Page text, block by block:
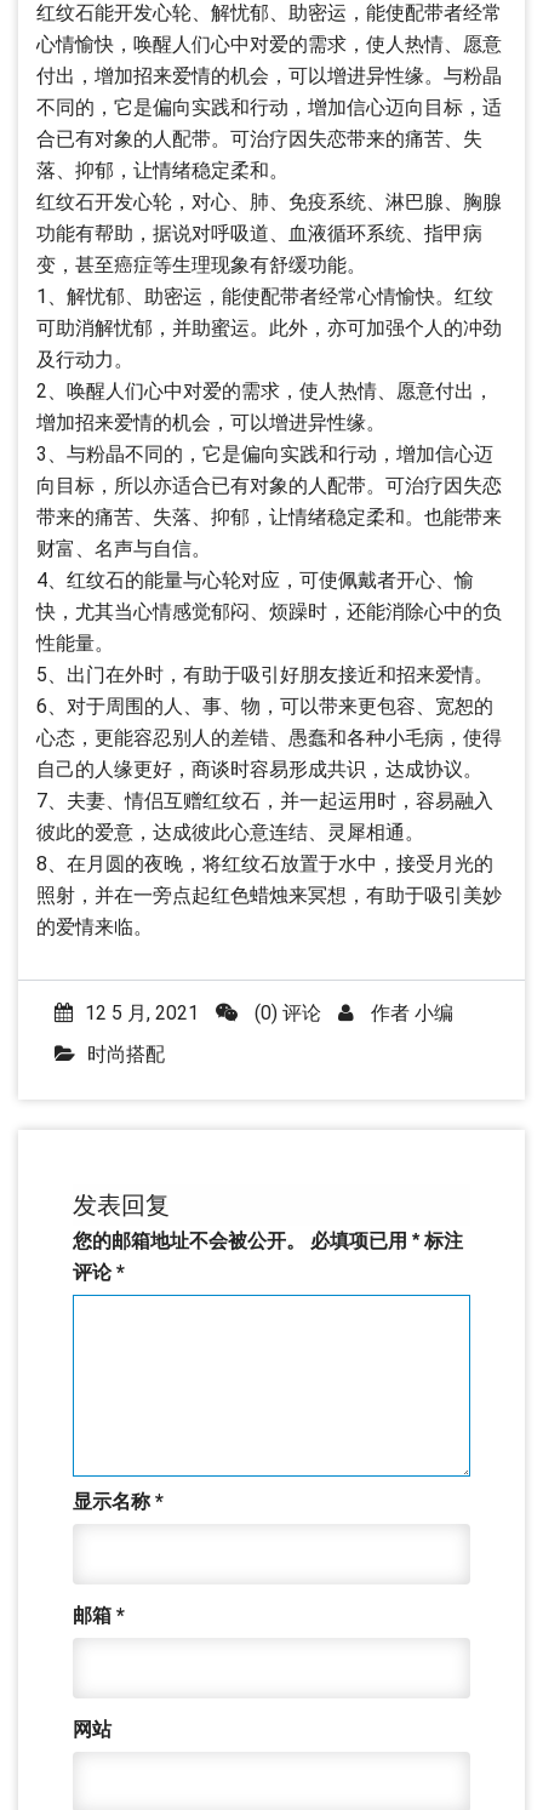
红纹石能开发心轮、解忧郁、助密运，能使配带者经常
心情愉快，唤醒人们心中对爱的需求，使人热情、愿意
付出，增加招来爱情的机会，可以增进异性缘。与粉晶
不同的，它是偏向实践和行动，增加信心迈向目标，适
合已有对象的人配带。可治疗因失恋带来的痛苦、失
落、抑郁，让情绪稳定柔和。
红纹石开发心轮，对心、肺、免疫系统、淋巴腺、胸腺
功能有帮助，据说对呼吸道、血液循环系统、指甲病
变，甚至癌症等生理现象有舒缓功能。
1、解忧郁、助密运，能使配带者经常心情愉快。红纹
可助消解忧郁，并助蜜运。此外，亦可加强个人的冲劲
及行动力。
2、唤醒人们心中对爱的需求，使人热情、愿意付出，
增加招来爱情的机会，可以增进异性缘。
3、与粉晶不同的，它是偏向实践和行动，增加信心迈
向目标，所以亦适合已有对象的人配带。可治疗因失恋
带来的痛苦、失落、抑郁，让情绪稳定柔和。也能带来
财富、名声与自信。
4、红纹石的能量与心轮对应，可使佩戴者开心、愉
快，尤其当心情感觉郁闷、烦躁时，还能消除心中的负
性能量。
5、出门在外时，有助于吸引好朋友接近和招来爱情。
6、对于周围的人、事、物，可以带来更包容、宽恕的
心态，更能容忍别人的差错、愚蠢和各种小毛病，使得
自己的人缘更好，商谈时容易形成共识，达成协议。
7、夫妻、情侣互赠红纹石，并一起运用时，容易融入
彼此的爱意，达成彼此心意连结、灵犀相通。
8、在月圆的夜晚，将红纹石放置于水中，接受月光的
照射，并在一旁点起红色蜡烛来冥想，有助于吸引美妙
的爱情来临。
12 5 月, 2021 (0) 评论 作者 小编
时尚搭配
发表回复
您的邮箱地址不会被公开。 必填项已用 * 标注
评论*
显示名称*
邮箱 *
网站